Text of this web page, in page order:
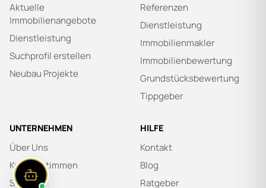
Aktuelle
Immobilienangebote
Dienstleistung
Suchprofil erstellen
Neubau Projekte
Referenzen
Dienstleistung
Immobilienmakler
Immobilienbewertung
Grundstücksbewertung
Tippgeber
UNTERNEHMEN
Über Uns
Kundenstimmen
Stellen
HILFE
Kontakt
Blog
Ratgeber